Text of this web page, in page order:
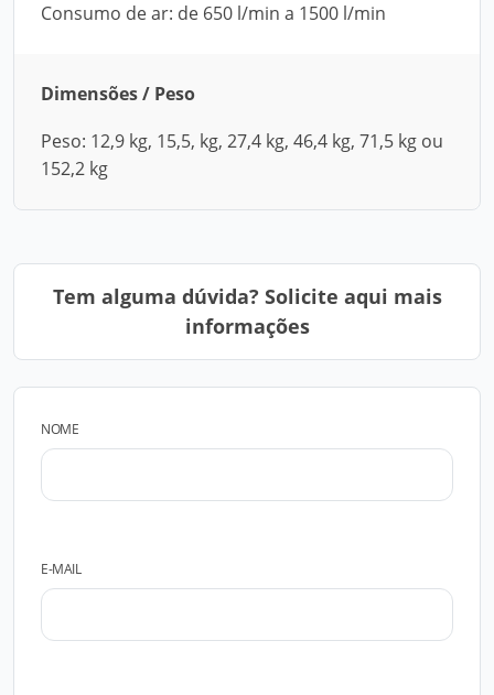
Consumo de ar: de 650 l/min a 1500 l/min
Dimensões / Peso
Peso: 12,9 kg, 15,5, kg, 27,4 kg, 46,4 kg, 71,5 kg ou
152,2 kg
Tem alguma dúvida? Solicite aqui mais
informações
NOME
E-MAIL